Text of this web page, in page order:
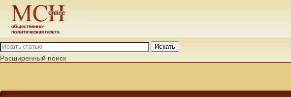
Искать
Расширенный поиск